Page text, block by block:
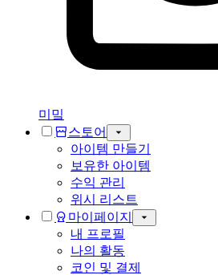
미밐
스토어
아이템 만들기
보유한 아이템
수익 관리
위시 리스트
마이페이지
내 프로필
나의 활동
코인 및 결제